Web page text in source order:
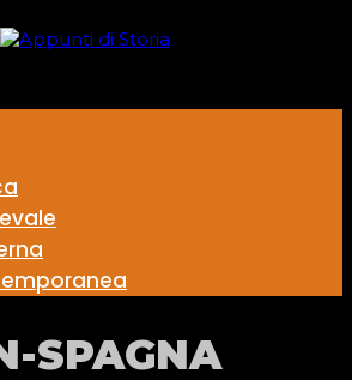
SPAGNA